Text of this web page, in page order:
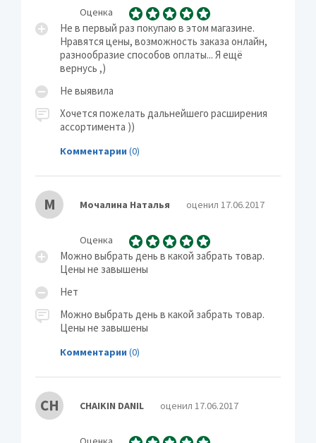
Оценка
Не в первый раз покупаю в этом магазине.
Нравятся цены, возможность заказа онлайн,
разнообразие способов оплаты... Я ещё
вернусь ,)
Не выявила
Хочется пожелать дальнейшего расширения
ассортимента ))
Комментарии (0)
М Мочалина Наталья оценил 17.06.2017
Оценка
Можно выбрать день в какой забрать товар.
Цены не завышены
Нет
Можно выбрать день в какой забрать товар.
Цены не завышены
Комментарии (0)
CH CHAIKIN DANIL оценил 17.06.2017